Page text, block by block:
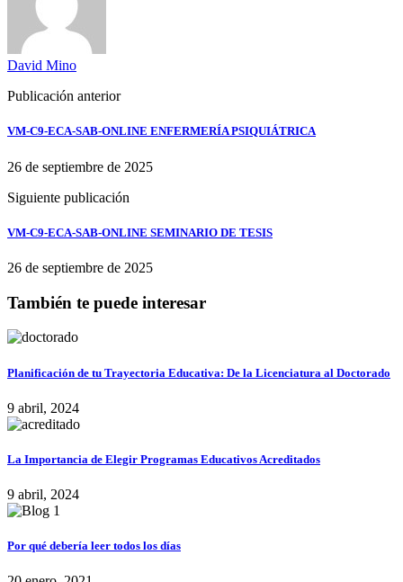
David Mino
Publicación anterior
VM-C9-ECA-SAB-ONLINE ENFERMERÍA PSIQUIÁTRICA
26 de septiembre de 2025
Siguiente publicación
VM-C9-ECA-SAB-ONLINE SEMINARIO DE TESIS
26 de septiembre de 2025
También te puede interesar
Planificación de tu Trayectoria Educativa: De la Licenciatura al Doctorado
9 abril, 2024
La Importancia de Elegir Programas Educativos Acreditados
9 abril, 2024
Por qué debería leer todos los días